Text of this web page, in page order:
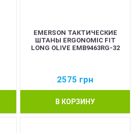
EMERSON ТАКТИЧЕСКИЕ
ШТАНЫ ERGONOMIC FIT
LONG OLIVE EMB9463RG-32
2575 грн
В КОРЗИНУ